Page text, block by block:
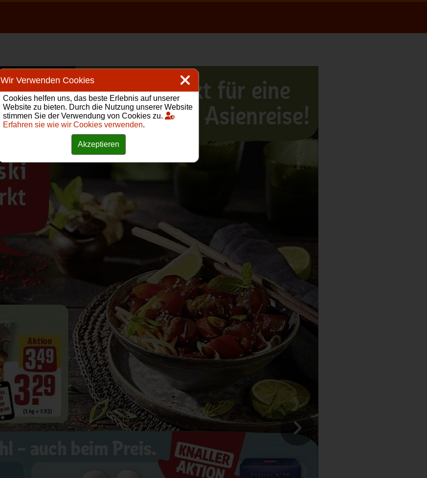
Wir Verwenden Cookies
Cookies helfen uns, das beste Erlebnis auf unserer
Website zu bieten. Durch die Nutzung unserer Website
stimmen Sie der Verwendung von Cookies zu.
Erfahren sie wie wir Cookies verwenden.
Akzeptieren